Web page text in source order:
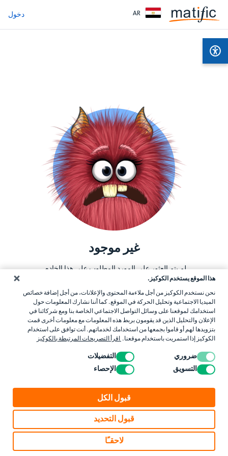
هذا الموقع يستخدم الكوكيز.
نحن نستخدم الكوكيز من أجل ملاءمة المحتوى والإعلانات، من أجل إضافة خصائص
الميديا الاجتماعية وتحليل الحركة في الموقع. كما أننا نشارك المعلومات حول
استخدامك لموقعنا على وسائل التواصل الاجتماعي الخاصة بنا ومع شركائنا في
الإعلان والتحليل الذين قد يقومون بربط هذه المعلومات مع معلومات أخرى قمت
بتزويدها لهم أو قاموا بجمعها من استخدامك لخدماتهم. أنت توافق على استخدام
الكوكيز إذا استمريت باستخدام موقعنا.
اقرأ التصريحات المرتبطة بالكوكيز
ضروري
التفضيلات
التسويق
الإحصاء
قبول الكل
قبول التحديد
لاحقـًا
AR دخول
غير موجود
لم يتم العثور على المورد المطلوب على هذا الخادم.
العودة إلى الصفحة الرئيسية